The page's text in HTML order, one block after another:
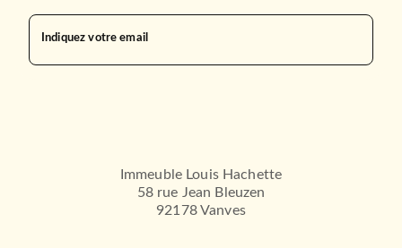
Indiquez votre email
Immeuble Louis Hachette
58 rue Jean Bleuzen
92178 Vanves